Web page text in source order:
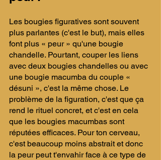
​Les bougies figuratives sont souvent
plus parlantes (c'est le but), mais elles
font plus « peur » qu'une bougie
chandelle. Pourtant, couper les liens
avec deux bougies chandelles ou avec
une bougie macumba du couple «
désuni », c'est la même chose. ​Le
problème de la figuration, c'est que ça
rend le rituel concret, et c'est en cela
que les bougies macumbas sont
réputées efficaces. Pour ton cerveau,
c'est beaucoup moins abstrait et donc
la peur peut t'envahir face à ce type de